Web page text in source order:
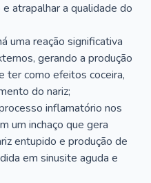
atrapalhar a qualidade do
uma reação significativa
gerando a produção
ter como efeitos coceira,
do nariz;
inflamatório nos
um inchaço que gera
entupido e produção de
em sinusite aguda e